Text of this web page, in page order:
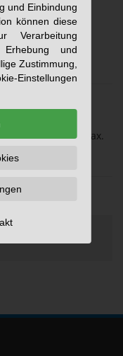
Schlittenbreite max.
und Einbindung
können diese
und
Zustimmung,
Einstellungen